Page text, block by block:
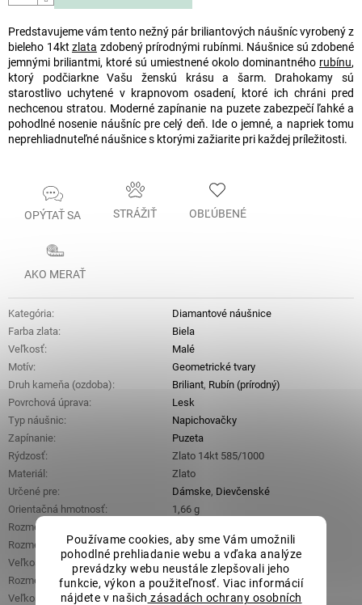
Používame cookies, aby sme Vám umožnili
pohodlné prehliadanie webu a vďaka analýze
prevádzky webu neustále zlepšovali jeho
funkcie, výkon a použiteľnosť. Viac informácií
nájdete v našich zásadách ochrany osobních
Predstavujeme vám tento nežný pár briliantových náušníc vyrobený z
bieleho 14kt zlata zdobený prírodnými rubínmi. Náušnice sú zdobené
jemnými briliantmi, ktoré sú umiestnené okolo dominantného rubínu,
ktorý podčiarkne Vašu ženskú krásu a šarm. Drahokamy sú
starostlivo uchytené v krapnovom osadení, ktoré ich chráni pred
nechcenou stratou. Moderné zapínanie na puzete zabezpečí ľahké a
pohodlné nosenie náušníc pre celý deň. Ide o jemné, a napriek tomu
neprehliadnuteľné náušnice s ktorými zažiarite pri každej príležitosti.
OPÝTAŤ SA STRÁŽIŤ OBĽÚBENÉ
AKO MERAŤ
Kategória:
Diamantové náušnice
Farba zlata:
Biela
Veľkosť:
Malé
Motív:
Geometrické tvary
Druh kameňa (ozdoba): Briliant, Rubín (prírodný)
Povrchová úprava:
Lesk
Typ náušnic:
Napichovačky
Zapínanie:
Puzeta
Rýdzosť:
Zlato 14kt 585/1000
Materiál :
Zlato
Určené pre: Dámske, Dievčenské
Orientačná hmotnosť:
1,66 g
Rozmery ozdobnej časti (š x d x v)
Rozmery hlavného kameňa (š x d):
3,9 mm x 4,9 mm
Veľkosť rubínov
0,84 ct
Rozmer jedného briliantu:
1,2 mm x 1,2 mm
Veľkosť briliantov:
0,26 ct